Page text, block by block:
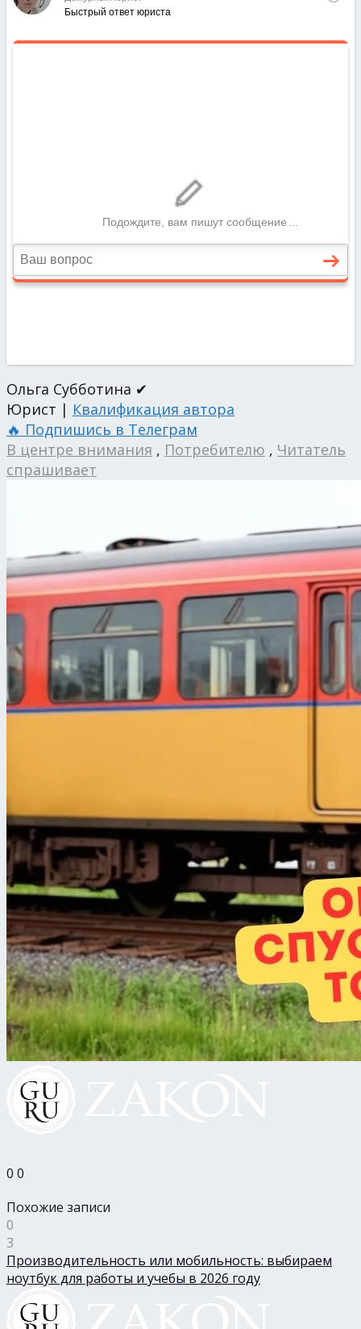
Ольга Субботина ✔
Юрист | Квалификация автора
🔥 Подпишись в Телеграм
В центре внимания , Потребителю , Читатель
спрашивает
0 0
Похожие записи
0
3
Производительность или мобильность: выбираем
ноутбук для работы и учебы в 2026 году